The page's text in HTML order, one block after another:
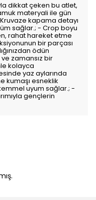
dikkat çeken bu atlet,
materyali ile gün
kapama detayı
sağlar.; - Crop boyu
rahat hareket etme
bir parçası
ödün
zamansız bir
kolayca
yaz aylarında
kumaşı esneklik
uyum sağlar.; -
gençlerin